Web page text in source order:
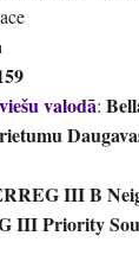
valodā:
III B
III Priority